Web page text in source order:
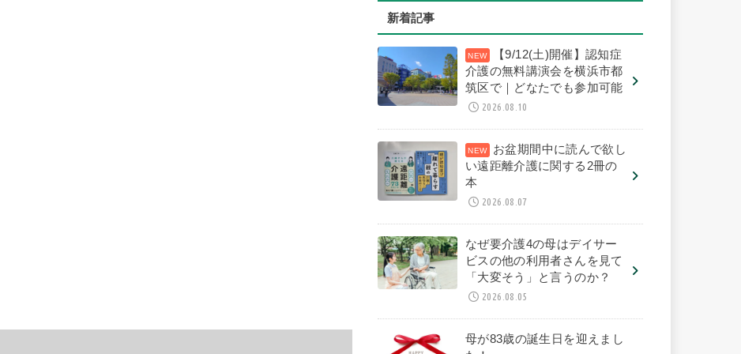
新着記事
【9/12(土)開催】認知症
介護の無料講演会を横浜市都
筑区で｜どなたでも参加可能
2026.08.10
お盆期間中に読んで欲し
い遠距離介護に関する2冊の
本
2026.08.07
なぜ要介護4の母はデイサー
ビスの他の利用者さんを見て
「大変そう」と言うのか？
2026.08.05
母が83歳の誕生日を迎えまし